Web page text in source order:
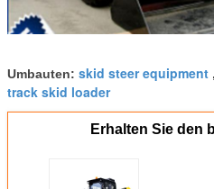
Umbauten: skid steer equipment ,
track skid loader
Erhalten Sie den